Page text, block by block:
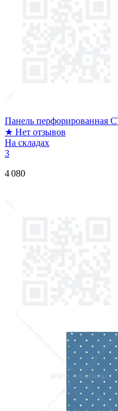
Панель перфорированная
★ Нет отзывов
На складах
3
4 080